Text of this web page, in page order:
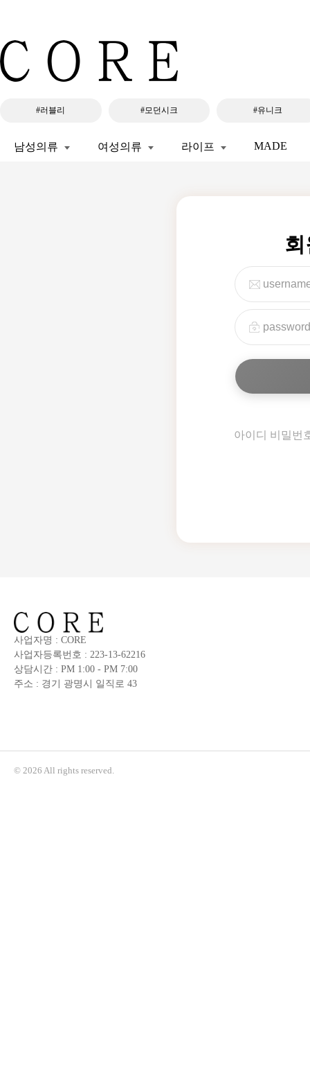
#러블리 #모던시크 #유니크
남성의류 여성의류 라이프 MADE
아이디 비밀번
사업자명 : CORE
사업자등록번호 : 223-13-62216
상담시간 : PM 1:00 - PM 7:00
주소 : 경기 광명시 일직로 43
© 2026 All rights reserved.